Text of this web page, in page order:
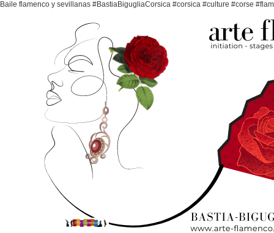
Baile flamenco y sevillanas #BastiaBigugliaCorsica #corsica #culture #corse